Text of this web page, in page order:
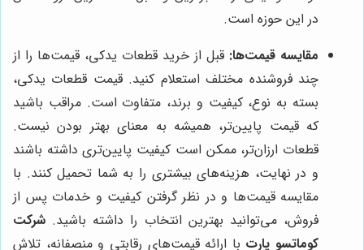
در این حوزه است.
مقایسه قیمت‌ها: قبل از خرید قطعات یدکی، قیمت‌ها را از
چند فروشنده مختلف استعلام کنید. قیمت قطعات یدکی،
بسته به نوع، کیفیت و برند، متفاوت است. مراقب باشید
که قیمت پایین‌تر، همیشه به معنای بهتر بودن نیست.
قطعات ارزان‌تر، ممکن است کیفیت پایین‌تری داشته باشند
و در نهایت، هزینه‌های بیشتری را به شما تحمیل کنند. با
مقایسه قیمت‌ها و در نظر گرفتن کیفیت و خدمات پس از
فروش، می‌توانید بهترین انتخاب را داشته باشید. شرکت
کوماتسو پارت با ارائه قیمت‌های رقابتی و منصفانه، تلاش